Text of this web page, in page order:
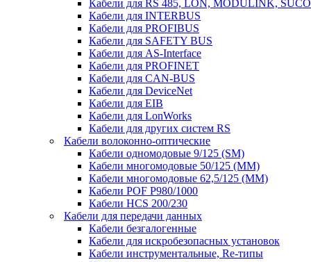
Кабели для RS 485, LON, MODULINK,
Кабели для INTERBUS
Кабели для PROFIBUS
Кабели для SAFETY BUS
Кабели для AS-Interface
Кабели для PROFINET
Кабели для CAN-BUS
Кабели для DeviceNet
Кабели для EIB
Кабели для LonWorks
Кабели для других систем RS
Кабели волоконно-оптические
Кабели одномодовые 9/125 (SM)
Кабели многомодовые 50/125 (ММ)
Кабели многомодовые 62,5/125 (ММ)
Кабели POF P980/1000
Кабели HCS 200/230
Кабели для передачи данных
Кабели безгалогенные
Кабели для искробезопасных установок
Кабели инструментальные, Re-типы